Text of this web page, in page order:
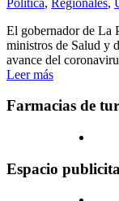
El gobernador de La
ministros de Salud y
avance del
Leer más
Farmacias de
Espacio